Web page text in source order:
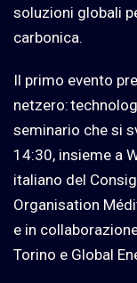
soluzioni globali
carbonica.
Il primo evento
netzero:
seminario che si
14:30, insieme a
italiano del
Organisation
e in
Torino e Global